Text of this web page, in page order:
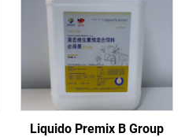
Liquido Premix B Group